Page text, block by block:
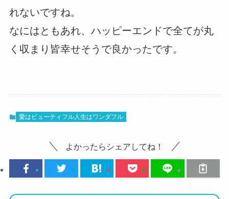
れないですね。
なにはともあれ、ハッピーエンドで全てが丸
く収まり皆幸せそうで良かったです。
愛はビューティフル人生はワンダフル
よかったらシェアしてね！